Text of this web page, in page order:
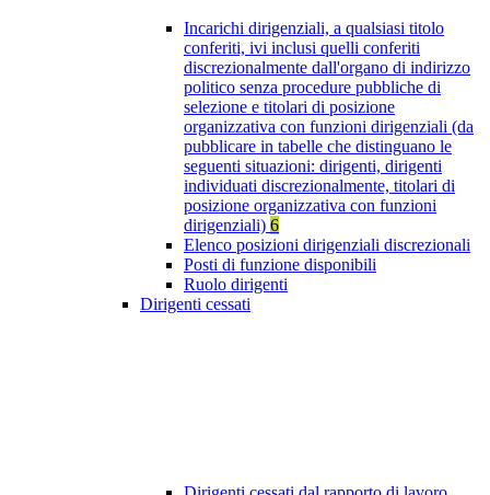
Incarichi dirigenziali, a qualsiasi titolo
conferiti, ivi inclusi quelli conferiti
discrezionalmente dall'organo di indirizzo
politico senza procedure pubbliche di
selezione e titolari di posizione
organizzativa con funzioni dirigenziali (da
pubblicare in tabelle che distinguano le
seguenti situazioni: dirigenti, dirigenti
individuati discrezionalmente, titolari di
posizione organizzativa con funzioni
dirigenziali) 6
Elenco posizioni dirigenziali discrezionali
Posti di funzione disponibili
Ruolo dirigenti
Dirigenti cessati